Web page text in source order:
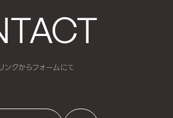
クからフォームにて